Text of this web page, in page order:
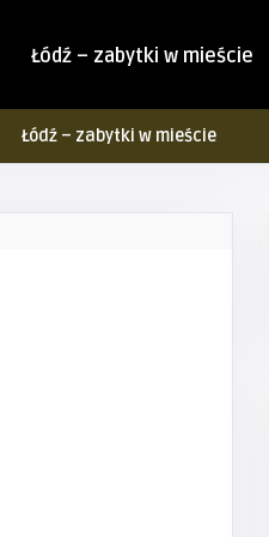
Łódź – zabytki w mieście
Łódź – zabytki w mieście